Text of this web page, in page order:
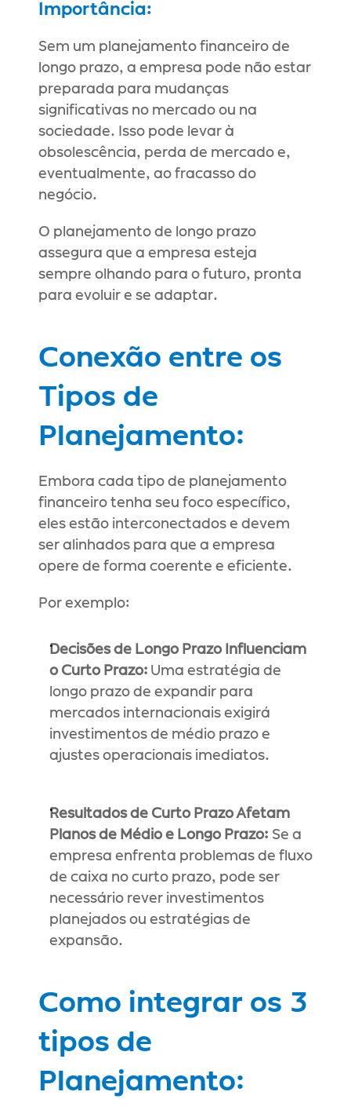
Importância:
Sem um planejamento financeiro de
longo prazo, a empresa pode não estar
preparada para mudanças
significativas no mercado ou na
sociedade. Isso pode levar à
obsolescência, perda de mercado e,
eventualmente, ao fracasso do
negócio.
O planejamento de longo prazo
assegura que a empresa esteja
sempre olhando para o futuro, pronta
para evoluir e se adaptar.
Conexão entre os
Tipos de
Planejamento:
Embora cada tipo de planejamento
financeiro tenha seu foco específico,
eles estão interconectados e devem
ser alinhados para que a empresa
opere de forma coerente e eficiente.
Por exemplo:
Decisões de Longo Prazo Influenciam
o Curto Prazo: Uma estratégia de
longo prazo de expandir para
mercados internacionais exigirá
investimentos de médio prazo e
ajustes operacionais imediatos.
Resultados de Curto Prazo Afetam
Planos de Médio e Longo Prazo: Se a
empresa enfrenta problemas de fluxo
de caixa no curto prazo, pode ser
necessário rever investimentos
planejados ou estratégias de
expansão.
Como integrar os 3
tipos de
Planejamento: